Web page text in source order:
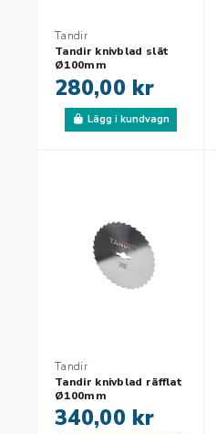
Tandir
Tandir knivblad slät
Ø100mm
280,00 kr
Lägg i kundvagn
Tandir
Tandir knivblad räfflat
Ø100mm
340,00 kr